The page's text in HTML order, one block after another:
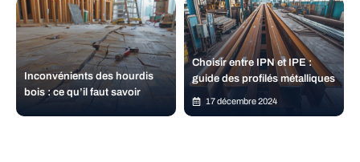
Inconvénients des hourdis
bois : ce qu’il faut savoir
Choisir entre IPN et IPE :
guide des profilés métalliques
17 décembre 2024